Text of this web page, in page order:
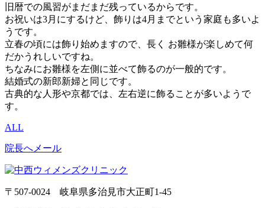
旧暦での風習がまだまだ残っているからです。
お祝いは3月にするけど、飾りは4月までという家庭も多いよ
うです。
立春の頃には飾り始めますので、長く お雛様が楽しめて何
だかうれしいですね。
ちなみにお雛様を左側に並べて飾るのが一般的です。
結婚式の新郎新婦と同じです。
古典的な人形や京都では、左右逆に飾ることが多いようで
す。
ALL
院長へメール
〒507-0024 岐阜県多治見市大正町1-45